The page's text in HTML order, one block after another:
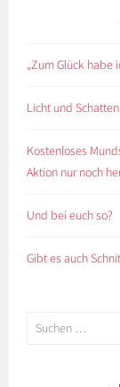
„Zum Glück habe
Licht und
Kostenloses
Aktion nur noch
Und bei euch so?
Gibt es auch
Suchen